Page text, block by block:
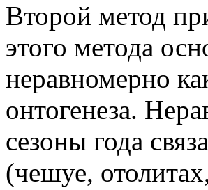
Второй метод
этого метода
неравномерно
онтогенеза.
сезоны года
(чешуе,